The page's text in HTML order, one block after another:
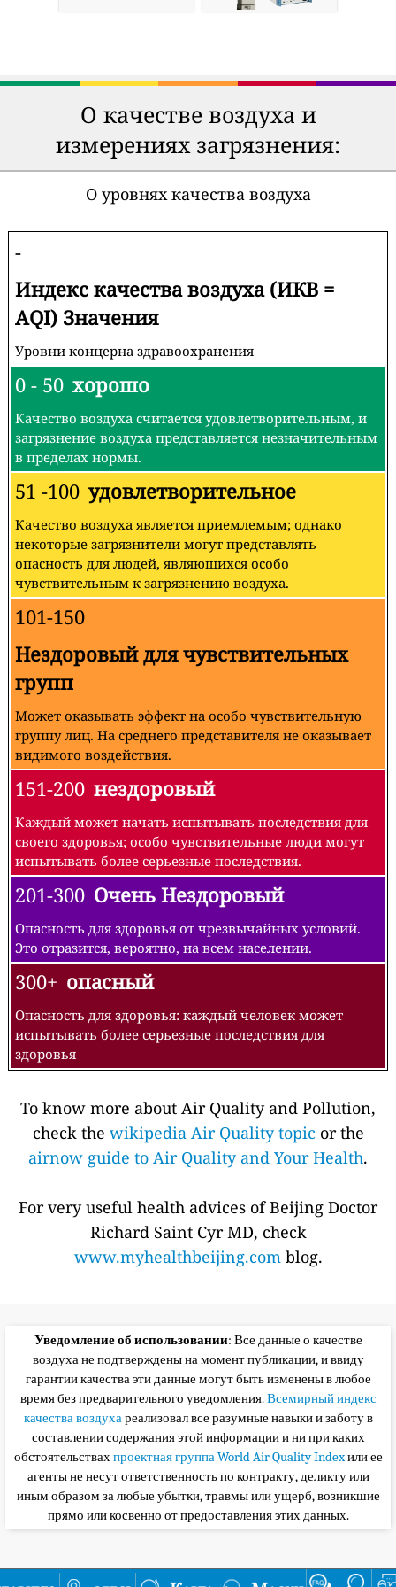
О качестве воздуха и
измерениях загрязнения:
О уровнях качества воздуха
-
Индекс качества воздуха (ИКВ =
AQI) Значения
Уровни концерна здравоохранения
0 - 50 хорошо
Качество воздуха считается удовлетворительным, и
загрязнение воздуха представляется незначительным
в пределах нормы.
51 -100 удовлетворительное
Качество воздуха является приемлемым; однако
некоторые загрязнители могут представлять
опасность для людей, являющихся особо
чувствительным к загрязнению воздуха.
101-150
Нездоровый для чувствительных
групп
Может оказывать эффект на особо чувствительную
группу лиц. На среднего представителя не оказывает
видимого воздействия.
151-200 нездоровый
Каждый может начать испытывать последствия для
своего здоровья; особо чувствительные люди могут
испытывать более серьезные последствия.
201-300 Очень Нездоровый
Опасность для здоровья от чрезвычайных условий.
Это отразится, вероятно, на всем населении.
300+ опасный
Опасность для здоровья: каждый человек может
испытывать более серьезные последствия для
здоровья
To know more about Air Quality and Pollution,
check the wikipedia Air Quality topic or the
airnow guide to Air Quality and Your Health.
For very useful health advices of Beijing Doctor
Richard Saint Cyr MD, check
www.myhealthbeijing.comblog.
Уведомление об использовании: Все данные о качестве
воздуха не подтверждены на момент публикации, и ввиду
гарантии качества эти данные могут быть изменены в любое
время без предварительного уведомления.Всемирный индекс
качества воздухареализовал все разумные навыки и заботу в
составлении содержания этой информации и ни при каких
обстоятельствахпроектная группа World Air Quality Indexили ее
агенты не несут ответственность по контракту, деликту или
иным образом за любые убытки, травмы или ущерб, возникшие
прямо или косвенно от предоставления этих данных.